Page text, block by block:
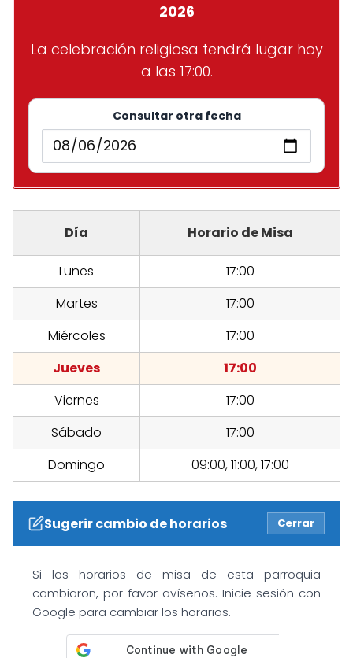
2026
La celebración religiosa tendrá lugar hoy
a las 17:00.
Consultar otra fecha
Día Horario de Misa
Lunes
17:00
Martes
17:00
Miércoles
17:00
Jueves
17:00
Viernes
17:00
Sábado
17:00
Domingo
09:00, 11:00, 17:00
Sugerir cambio de horarios Cerrar
Si los horarios de misa de esta parroquia
cambiaron, por favor avísenos. Inicie sesión con
Google para cambiar los horarios.